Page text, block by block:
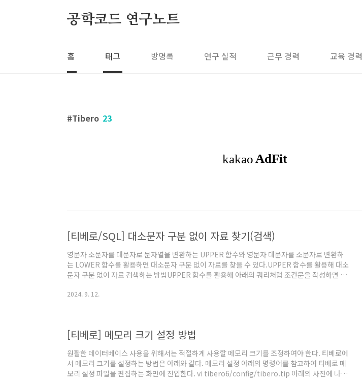
공학코드 연구노트
홈 태그 방명록 연구 실적 근무 경력 교육 경력
Tibero 23
[티베로/SQL] 대소문자 구분 없이 자료 찾기(검색)
영문자 소문자를 대문자로 문자열을 변환하는 UPPER 함수와 영문자 대문자를 소문자로 변환하
는 LOWER 함수를 활용하면 대소문자 구분 없이 자료를 찾을 수 있다.UPPER 함수를 활용해 대소
문자 구분 없이 자료 검색하는 방법UPPER 함수를 활용해 아래의 쿼리처럼 조건문을 작성하면 대
FROM dual UNION SELECT 'Banana' AS FRUIT_NAME FROM dual UNION SELECT
2024. 9. 12.
[티베로] 메모리 크기 설정 방법
원활한 데이터베이스 사용을 위해서는 적절하게 사용할 메모리 크기를 조정하여야 한다. 티베로에
서 메모리 크기를 설정하는 방법은 아래와 같다. 메모리 설정 아래의 명령어를 참고하여 티베로 메
모리 설정 파일을 편집하는 화면에 진입한다. vi tibero6/config/tibero.tip 아래의 사진에 나타